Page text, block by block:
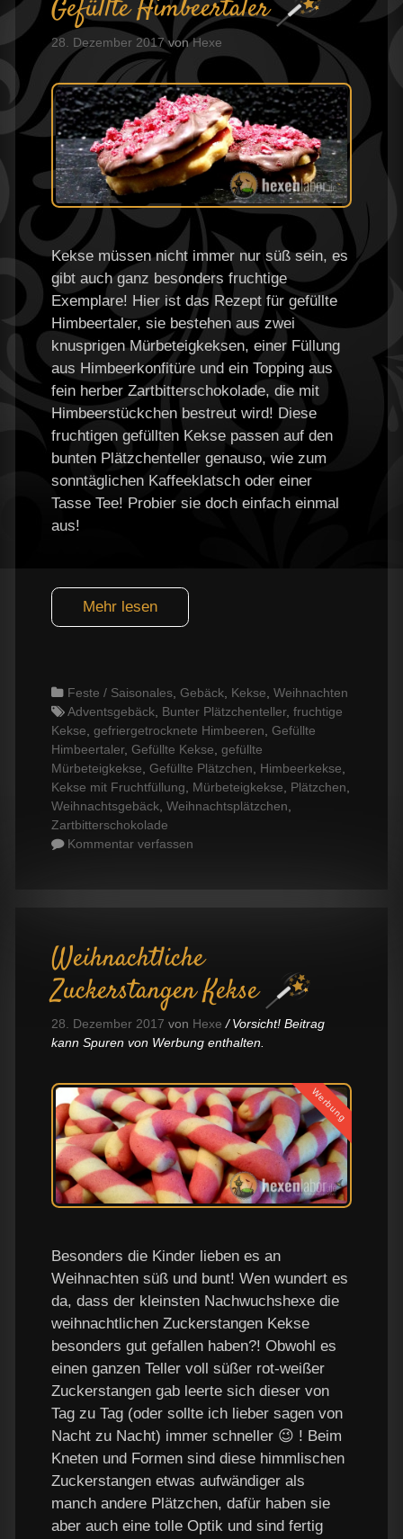
Gefüllte Himbeertaler
28. Dezember 2017 vonHexe
Kekse müssen nicht immer nur süß sein, es
gibt auch ganz besonders fruchtige
Exemplare! Hier ist das Rezept für gefüllte
Himbeertaler, sie bestehen aus zwei
knusprigen Mürbeteigkeksen, einer Füllung
aus Himbeerkonfitüre und ein Topping aus
fein herber Zartbitterschokolade, die mit
Himbeerstückchen bestreut wird! Diese
fruchtigen gefüllten Kekse passen auf den
bunten Plätzchenteller genauso, wie zum
sonntäglichen Kaffeeklatsch oder einer
Tasse Tee! Probier sie doch einfach einmal
aus!
Mehr lesen
Categories
Feste / Saisonales Gebäck Kekse Weihnachten
Tags
Adventsgebäck Bunter Plätzchenteller, fruchtige
Kekse gefriergetrocknete Himbeeren
Gefüllte
Himbeertaler, Gefüllte Kekse gefüllte
Mürbeteigkekse
Gefüllte Plätzchen Himbeerkekse
Kekse mit Fruchtfüllung
Mürbeteigkekse Plätzchen
Weihnachtsgebäck Weihnachtsplätzchen
Zartbitterschokolade
Kommentar verfassen
Weihnachtliche
Zuckerstangen Kekse
28. Dezember 2017 von Hexe
Vorsicht! Beitrag
kann Spuren von Werbung enthalten.
Werbung
Besonders die Kinder lieben es an
Weihnachten süß und bunt! Wen wundert es
da, dass der kleinsten Nachwuchshexe die
weihnachtlichen Zuckerstangen Kekse
besonders gut gefallen haben?! Obwohl es
einen ganzen Teller voll süßer rot-weißer
Zuckerstangen gab leerte sich dieser von
Tag zu Tag (oder sollte ich lieber sagen von
Nacht zu Nacht) immer schneller 😉 ! Beim
Kneten und Formen sind diese himmlischen
Zuckerstangen etwas aufwändiger als
manch andere Plätzchen, dafür haben sie
aber auch eine tolle Optik und sind fertig